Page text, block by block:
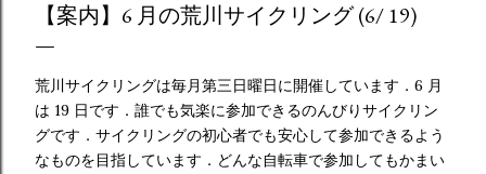
【案内】6 月の荒川サイクリング (6/ 19)
荒川サイクリングは毎月第三日曜日に開催しています．6 月
は 19 日です．誰でも気楽に参加できるのんびりサイクリン
グです．サイクリングの初心者でも安心して参加できるよう
なものを目指しています．どんな自転車で参加してもかまい